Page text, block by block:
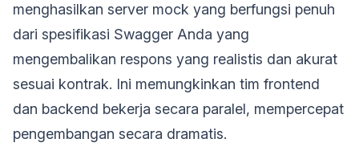
menghasilkan server mock yang berfungsi penuh
dari spesifikasi Swagger Anda yang
mengembalikan respons yang realistis dan akurat
sesuai kontrak. Ini memungkinkan tim frontend
dan backend bekerja secara paralel, mempercepat
pengembangan secara dramatis.